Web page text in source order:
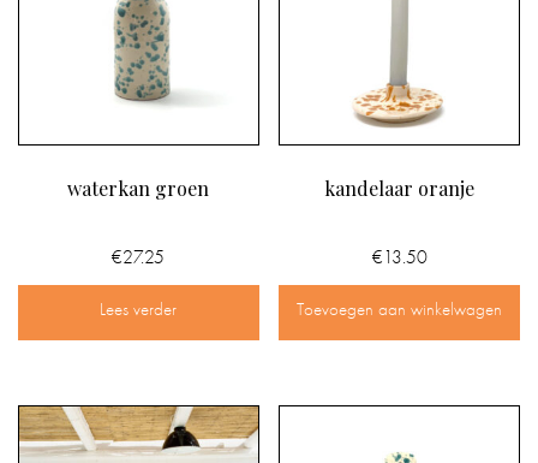
waterkan groen
€27.25
Lees verder
kandelaar oranje
€13.50
Toevoegen aan winkelwagen